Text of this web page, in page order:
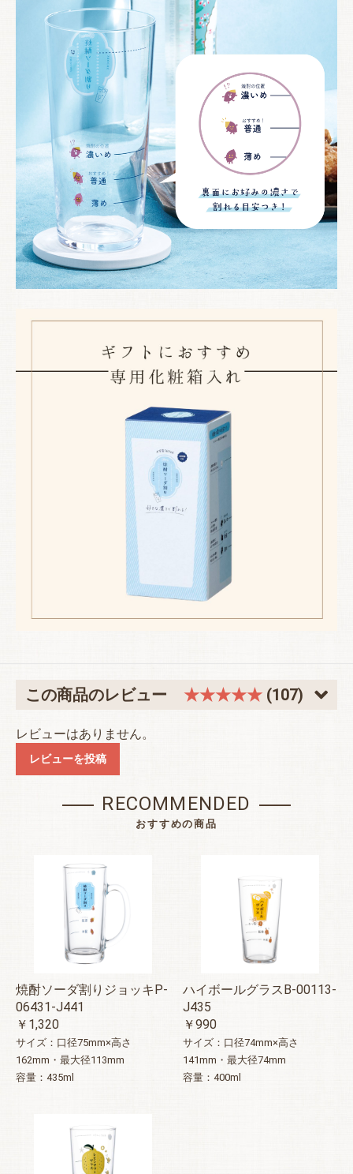
お買い物を続ける カートへ進む
この商品のレビュー ★★★★★ (107)
レビューはありません。
レビューを投稿
RECOMMENDED
おすすめの商品
焼酎ソーダ割りジョッキP-
06431-J441
￥1,320
サイズ：口径75mm×高さ
162mm・最大径113mm
容量：435ml
ハイボールグラスB-00113-
J435
￥990
サイズ：口径74mm×高さ
141mm・最大径74mm
容量：400ml